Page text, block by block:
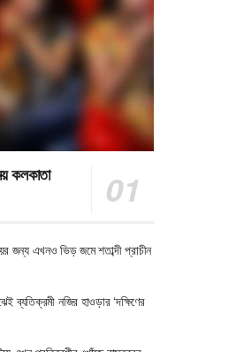
কলকাতা
জন্য এখনও ভিড় জমে শতাব্দী প্রাচীন
ব্যতিক্রমী নজির হাওড়ার ‘দক্ষিণের